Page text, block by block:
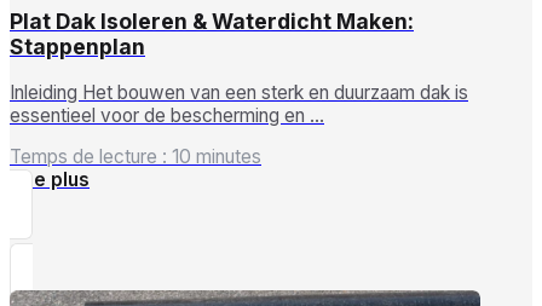
Plat Dak Isoleren & Waterdicht Maken:
Stappenplan
Inleiding Het bouwen van een sterk en duurzaam dak is
essentieel voor de bescherming en …
Temps de lecture : 10 minutes
Lire plus